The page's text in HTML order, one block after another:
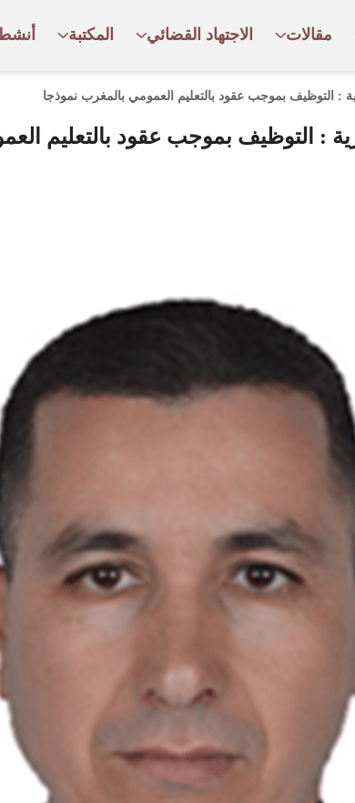
مقالات الاجتهاد القضائي المكتبة
: التوظيف بموجب عقود بالتعليم العمومي بالمغرب نموذجا
: التوظيف بموجب عقود بالتعليم